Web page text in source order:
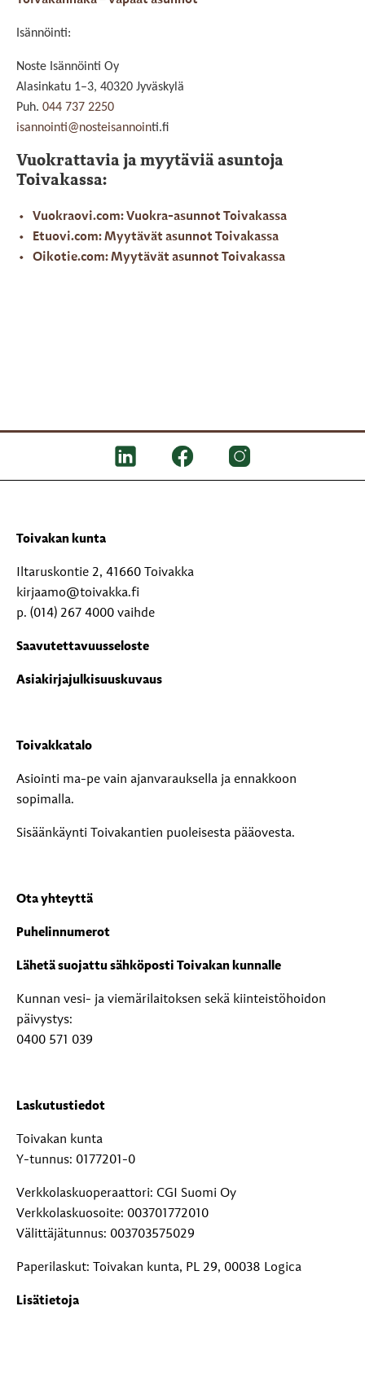
Isännöinti:
Noste Isännöinti Oy
Alasinkatu 1–3, 40320 Jyväskylä
Puh. 044 737 2250
isannointi@nosteisannointi.fi
Vuokrattavia ja myytäviä asuntoja
Toivakassa:
Vuokraovi.com: Vuokra-asunnot Toivakassa
Etuovi.com: Myytävät asunnot Toivakassa
Oikotie.com: Myytävät asunnot Toivakassa
Toivakan kunta
Iltaruskontie 2, 41660 Toivakka
kirjaamo@toivakka.fi
p. (014) 267 4000 vaihde
Saavutettavuusseloste
Asiakirjajulkisuuskuvaus
Toivakkatalo
Asiointi ma-pe vain ajanvarauksella ja ennakkoon
sopimalla.
Sisäänkäynti Toivakantien puoleisesta pääovesta.
Ota yhteyttä
Puhelinnumerot
Lähetä suojattu sähköposti Toivakan kunnalle
Kunnan vesi- ja viemärilaitoksen sekä kiinteistöhoidon
päivystys:
0400 571 039
Laskutustiedot
Toivakan kunta
Y-tunnus: 0177201-0
Verkkolaskuoperaattori: CGI Suomi Oy
Verkkolaskuosoite: 003701772010
Välittäjätunnus: 003703575029
Paperilaskut: Toivakan kunta, PL 29, 00038 Logica
Lisätietoja